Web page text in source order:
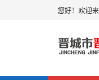
您好！欢迎